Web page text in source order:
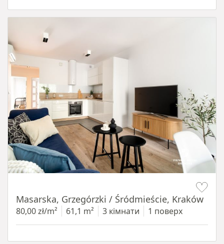
Masarska, Grzegórzki / Śródmieście, Kraków
80,00 zł/m² 61,1 m² 3 кімнати 1 поверх